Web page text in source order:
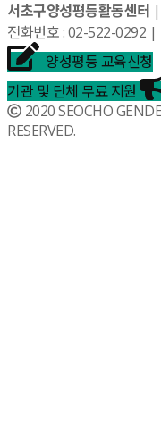
서초구양성평등활동센터
전화번호 : 02-522-0292
양성평등 교육신청
기관 및 단체 무료 지원
2020 SEOCHO
RESERVED.